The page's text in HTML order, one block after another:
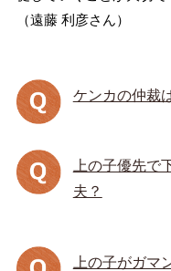
（遠藤 利彦さん）
ケンカの仲裁
上の子優先で
夫？
上の子がガマ